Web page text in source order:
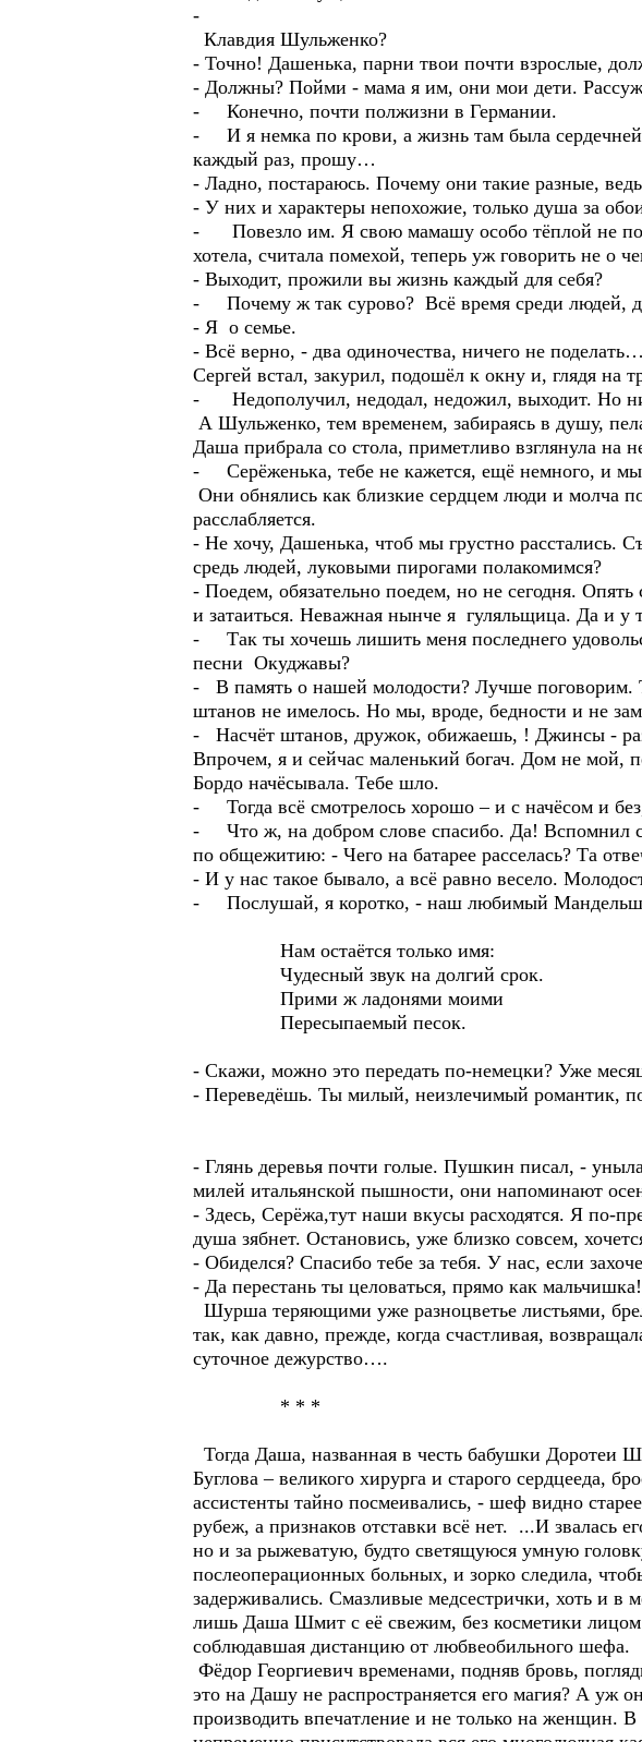
-
Клавдия Шульженко?
- Точно! Дашенька, парни твои почти взрослые,
- Должны? Пойми - мама я им, они мои дети.
- Конечно, почти полжизни в Германии.
- И я немка по крови, а жизнь там была
каждый раз, прошу…
- Ладно, постараюсь. Почему они такие разные,
- У них и характеры непохожие, только душа за
- Повезло им. Я свою мамашу особо тёплой не
хотела, считала помехой, теперь уж говорить не о
- Выходит, прожили вы жизнь каждый для себя?
- Почему ж так сурово? Всё время среди людей,
- Я о семье.
- Всё верно, - два одиночества, ничего не поделать…
Сергей встал, закурил, подошёл к окну и, глядя на
- Недополучил, недодал, недожил, выходит. Но
А Шульженко, тем временем, забираясь в душу,
Даша прибрала со стола, приметливо взглянула на
- Серёженька, тебе не кажется, ещё немного, и мы
Они обнялись как близкие сердцем люди и молча
расслабляется.
- Не хочу, Дашенька, чтоб мы грустно расстались.
средь людей, луковыми пирогами полакомимся?
- Поедем, обязательно поедем, но не сегодня.
и затаиться. Неважная нынче я гуляльщица. Да и у
- Так ты хочешь лишить меня последнего
песни Окуджавы?
- В память о нашей молодости? Лучше поговорим.
штанов не имелось. Но мы, вроде, бедности и не
- Насчёт штанов, дружок, обижаешь, ! Джинсы -
Впрочем, я и сейчас маленький богач. Дом не мой,
Бордо начёсывала. Тебе шло.
- Тогда всё смотрелось хорошо – и с начёсом и
- Что ж, на добром слове спасибо. Да! Вспомнил
по общежитию: - Чего на батарее расселась? Та
- И у нас такое бывало, а всё равно весело.
- Послушай, я коротко, - наш любимый
Нам остаётся только имя:
Чудесный звук на долгий срок.
Прими ж ладонями моими
Пересыпаемый песок.
- Скажи, можно это передать по-немецки? Уже
- Переведёшь. Ты милый, неизлечимый романтик,
- Глянь деревья почти голые. Пушкин писал, -
милей итальянской пышности, они напоминают
- Здесь, Серёжа,тут наши вкусы расходятся. Я по-
душа зябнет. Остановись, уже близко совсем,
- Обиделся? Спасибо тебе за тебя. У нас, если
- Да перестань ты целоваться, прямо как
Шурша теряющими уже разноцветье листьями,
так, как давно, прежде, когда счастливая,
суточное дежурство….
* * *
Тогда Даша, названная в честь бабушки Доротеи
Буглова – великого хирурга и старого сердцееда,
ассистенты тайно посмеивались, - шеф видно
рубеж, а признаков отставки всё нет. ...И звалась
но и за рыжеватую, будто светящуюся умную
послеоперационных больных, и зорко следила,
задерживались. Смазливые медсестрички, хоть и в
лишь Даша Шмит с её свежим, без косметики лицом
соблюдавшая дистанцию от любвеобильного шефа.
Фёдор Георгиевич временами, подняв бровь,
это на Дашу не распространяется его магия? А уж
производить впечатление и не только на женщин.